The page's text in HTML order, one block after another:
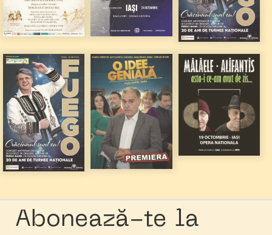
Abonează-te la